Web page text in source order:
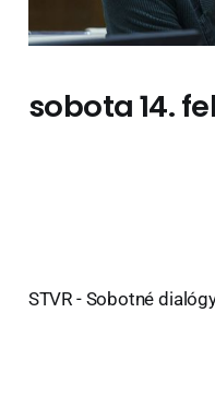
sobota 14.
STVR - Sobotné